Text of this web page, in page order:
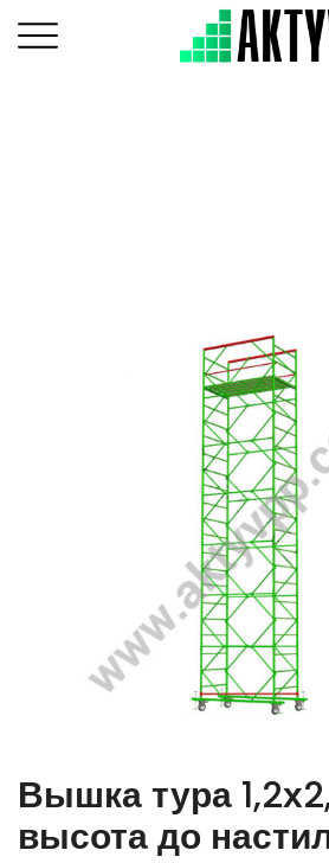
Вышка тура
высота до